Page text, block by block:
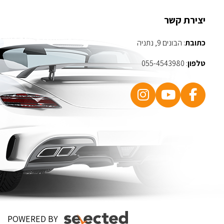
יצירת קשר
כתובת: הבונים 9, נתניה
טלפון:
055-4543980
POWERED BY